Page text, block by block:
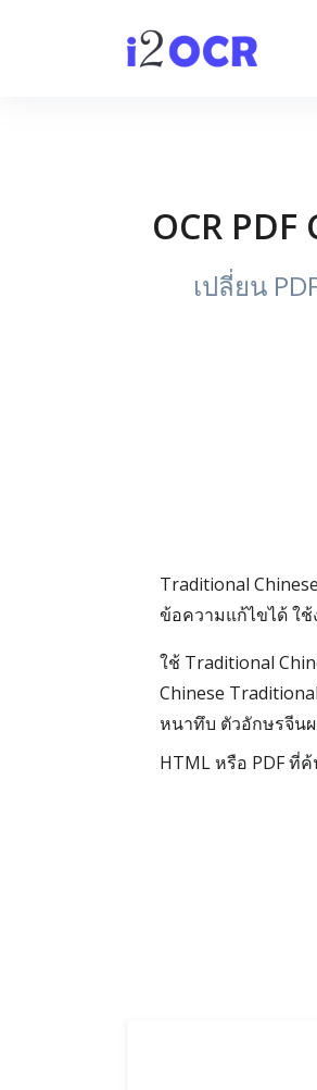
OCR
เปลี่ยน
Traditional
ข้อความแก้ไขได้ ใ
ใช้ Traditional
Chinese
หนาทึบ ตัวอักษรจีน
HTML หรือ PDF ที่